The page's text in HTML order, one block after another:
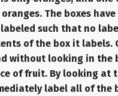
The boxes have
such that no
of the box it labels.
without looking in the
of fruit. By looking at
label all of the